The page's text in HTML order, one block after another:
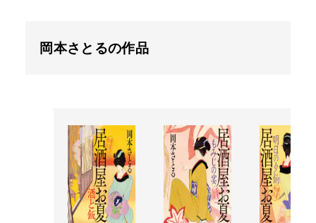
岡本さとるの作品